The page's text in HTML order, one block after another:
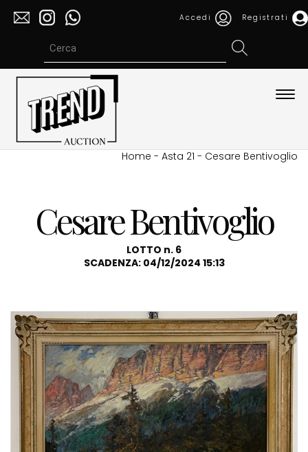
Accedi Registrati
Home - Asta 21 - Cesare Bentivoglio
Cesare Bentivoglio
LOTTO n. 6
SCADENZA: 04/12/2024 15:13